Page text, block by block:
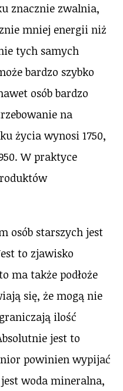
znacznie zwalnia,
mniej energii niż
tych samych
bardzo szybko
osób bardzo
na
życia wynosi 1750,
W praktyce
osób starszych jest
to zjawisko
ma także podłoże
się, że mogą nie
ilość
jest to
powinien wypijać
woda mineralna,